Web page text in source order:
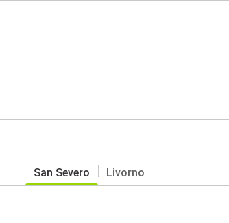
San Severo Livorno